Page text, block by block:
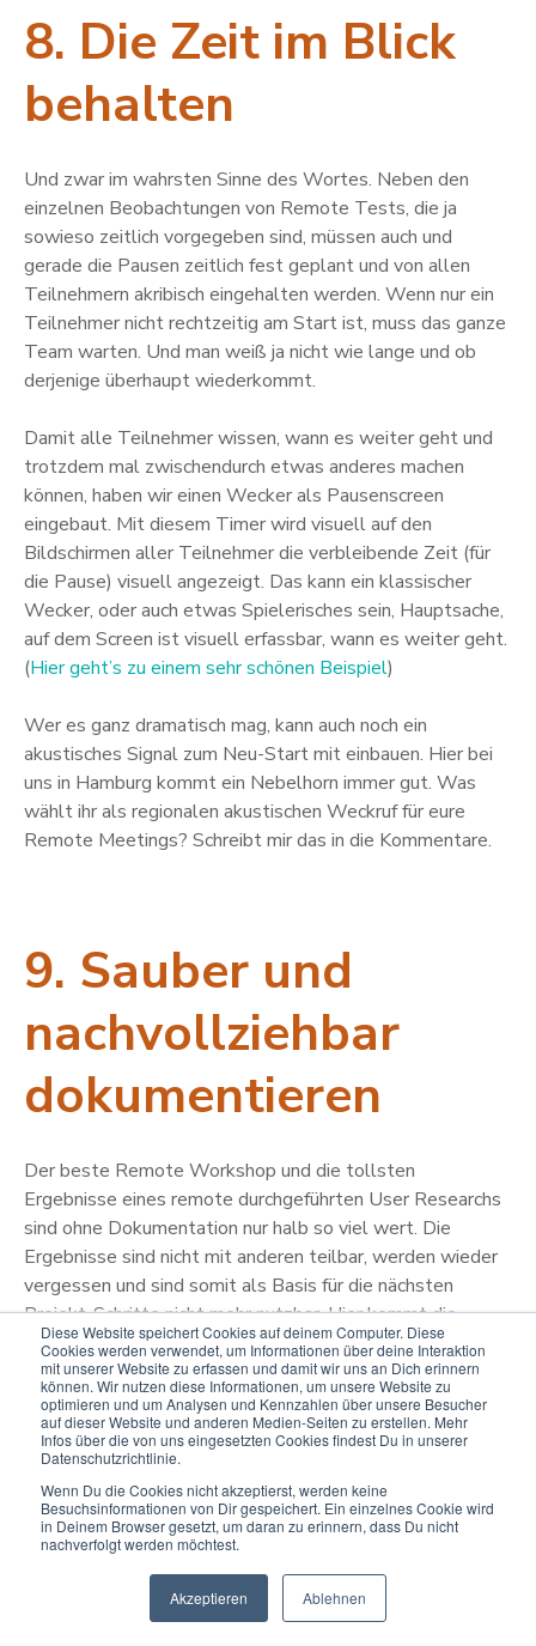
Diese Website speichert Cookies auf deinem Computer. Diese
Cookies werden verwendet, um Informationen über deine Interaktion
mit unserer Website zu erfassen und damit wir uns an Dich erinnern
können. Wir nutzen diese Informationen, um unsere Website zu
optimieren und um Analysen und Kennzahlen über unsere Besucher
auf dieser Website und anderen Medien-Seiten zu erstellen. Mehr
Infos über die von uns eingesetzten Cookies findest Du in unserer
Datenschutzrichtlinie.
Wenn Du die Cookies nicht akzeptierst, werden keine
Besuchsinformationen von Dir gespeichert. Ein einzelnes Cookie wird
in Deinem Browser gesetzt, um daran zu erinnern, dass Du nicht
nachverfolgt werden möchtest.
Akzeptieren Ablehnen
8. Die Zeit im Blick
behalten
Und zwar im wahrsten Sinne des Wortes. Neben den
einzelnen Beobachtungen von Remote Tests, die ja
sowieso zeitlich vorgegeben sind, müssen auch und
gerade die Pausen zeitlich fest geplant und von allen
Teilnehmern akribisch eingehalten werden. Wenn nur ein
Teilnehmer nicht rechtzeitig am Start ist, muss das ganze
Team warten. Und man weiß ja nicht wie lange und ob
derjenige überhaupt wiederkommt.
Damit alle Teilnehmer wissen, wann es weiter geht und
trotzdem mal zwischendurch etwas anderes machen
können, haben wir einen Wecker als Pausenscreen
eingebaut. Mit diesem Timer wird visuell auf den
Bildschirmen aller Teilnehmer die verbleibende Zeit (für
die Pause) visuell angezeigt. Das kann ein klassischer
Wecker, oder auch etwas Spielerisches sein, Hauptsache,
auf dem Screen ist visuell erfassbar, wann es weiter geht.
(Hier geht’s zu einem sehr schönen Beispiel)
Wer es ganz dramatisch mag, kann auch noch ein
akustisches Signal zum Neu-Start mit einbauen. Hier bei
uns in Hamburg kommt ein Nebelhorn immer gut. Was
wählt ihr als regionalen akustischen Weckruf für eure
Remote Meetings? Schreibt mir das in die Kommentare.
9. Sauber und
nachvollziehbar
dokumentieren
Der beste Remote Workshop und die tollsten
Ergebnisse eines remote durchgeführten User Researchs
sind ohne Dokumentation nur halb so viel wert. Die
Ergebnisse sind nicht mit anderen teilbar, werden wieder
vergessen und sind somit als Basis für die nächsten
Projekt-Schritte nicht mehr nutzbar. Hier kommt die
größte Stärke von Remote Workshops und Meetings
zum Tragen, denn was bei Anwesenheits-Terminen (also
normalen, physischen Meetings und Workshops) total
nervt und im Nachgang zusätzliche Arbeit verursacht, ist
bei remote durchgeführten Terminen automatisch mit
dabei.
Alle Videokonferenztools haben z.B. eine eingebaute
Aufnahmefunktion, mit der das ganze Meeting, oder
ausgewählte Teile, aufgezeichnet werden können. Später
kann man einfach nochmal reinschauen und nichts geht